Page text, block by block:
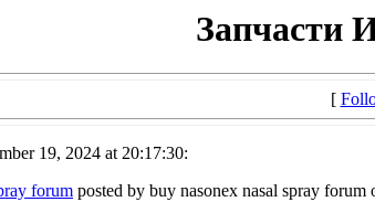
Запчасти
[
19, 2024 at 20:17:30:
forum posted by buy nasonex nasal spray